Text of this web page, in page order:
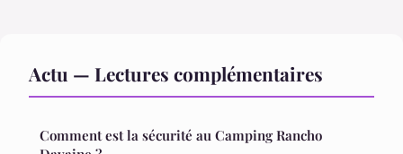
Actu — Lectures complémentaires
Comment est la sécurité au Camping Rancho